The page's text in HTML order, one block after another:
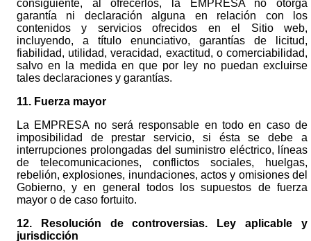
consiguiente, al ofrecerlos, la EMPRESA no otorga
garantía ni declaración alguna en relación con los
contenidos y servicios ofrecidos en el Sitio web,
incluyendo, a título enunciativo, garantías de licitud,
fiabilidad, utilidad, veracidad, exactitud, o comerciabilidad,
salvo en la medida en que por ley no puedan excluirse
tales declaraciones y garantías.
11. Fuerza mayor
La EMPRESA no será responsable en todo en caso de
imposibilidad de prestar servicio, si ésta se debe a
interrupciones prolongadas del suministro eléctrico, líneas
de telecomunicaciones, conflictos sociales, huelgas,
rebelión, explosiones, inundaciones, actos y omisiones del
Gobierno, y en general todos los supuestos de fuerza
mayor o de caso fortuito.
12. Resolución de controversias. Ley aplicable y
jurisdicción